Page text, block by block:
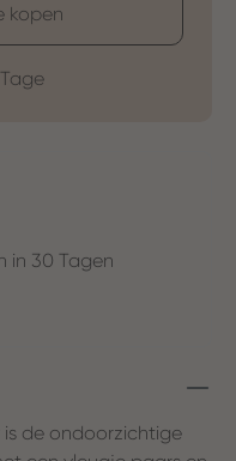
kopen
in 30 Tagen
de ondoorzichtige